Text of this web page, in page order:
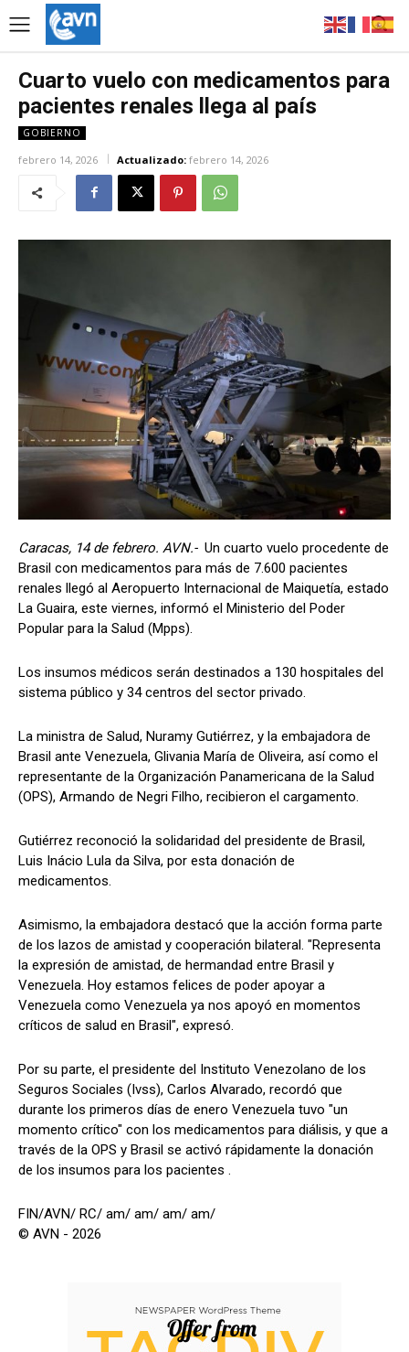
Cuarto vuelo con medicamentos para
pacientes renales llega al país
GOBIERNO
febrero 14, 2026 Actualizado: febrero 14, 2026
Caracas, 14 de febrero. AVN.-Un cuarto vuelo procedente de
Brasil con medicamentos para más de 7.600 pacientes
renales llegó al Aeropuerto Internacional de Maiquetía, estado
La Guaira, este viernes, informó el Ministerio del Poder
Popular para la Salud (Mpps).
Los insumos médicos serán destinados a 130 hospitales del
sistema público y 34 centros del sector privado.
La ministra de Salud, Nuramy Gutiérrez, y la embajadora de
Brasil ante Venezuela, Glivania María de Oliveira, así como el
representante de la Organización Panamericana de la Salud
(OPS), Armando de Negri Filho, recibieron el cargamento.
Gutiérrez reconoció la solidaridad del presidente de Brasil,
Luis Inácio Lula da Silva, por esta donación de
medicamentos.
Asimismo, la embajadora destacó que la acción forma parte
de los lazos de amistad y cooperación bilateral. "Representa
la expresión de amistad, de hermandad entre Brasil y
Venezuela. Hoy estamos felices de poder apoyar a
Venezuela como Venezuela ya nos apoyó en momentos
críticos de salud en Brasil", expresó.
Por su parte, el presidente del Instituto Venezolano de los
Seguros Sociales (Ivss), Carlos Alvarado, recordó que
durante los primeros días de enero Venezuela tuvo "un
momento crítico" con los medicamentos para diálisis, y que a
través de la OPS y Brasil se activó rápidamente la donación
de los insumos para los pacientes .
FIN/AVN/ RC/ am/ am/ am/ am/
© AVN - 2026